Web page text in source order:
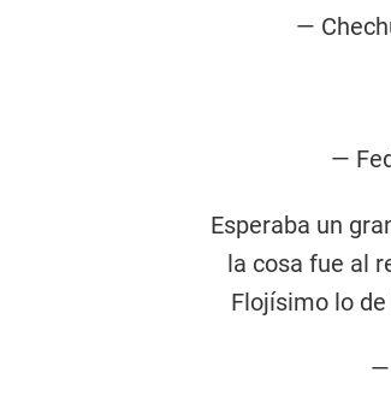
—
—
Esperaba un
la cosa fue al
Flojísimo lo
—